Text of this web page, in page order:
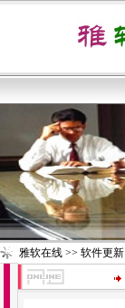
雅软在线 >> 软件更新